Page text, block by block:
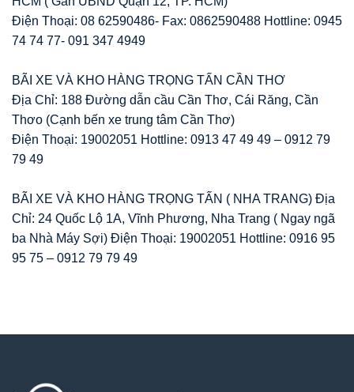
Điện Thoại: 08 62590486- Fax: 0862590488 Hottline: 0945
74 74 77- 091 347 4949
BÃI XE VÀ KHO HÀNG TRỌNG TẤN CẦN THƠ
Địa Chỉ: 188 Đường dẫn cầu Cần Thơ, Cái Răng, Cần
Thơo (Cạnh bến xe trung tâm Cần Thơ)
Điện Thoại: 19002051 Hottline: 0913 47 49 49 – 0912 79
79 49
BÃI XE VÀ KHO HÀNG TRỌNG TẤN ( NHA TRANG) Địa
Chỉ: 24 Quốc Lộ 1A, Vĩnh Phương, Nha Trang ( Ngay ngã
ba Nhà Máy Sợi) Điện Thoại: 19002051 Hottline: 0916 95
95 75 – 0912 79 79 49